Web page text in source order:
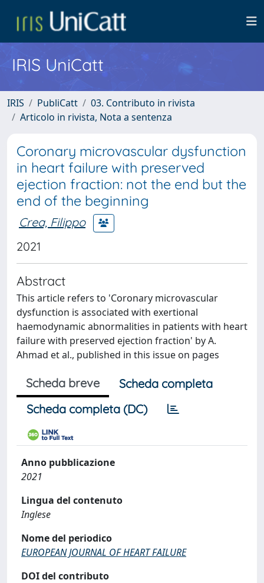
IRIS UniCatt
IRIS PubliCatt
03. Contributo in rivista
Articolo in rivista, Nota a sentenza
Coronary microvascular dysfunction
in heart failure with preserved
ejection fraction: not the end but the
end of the beginning
Crea, Filippo
2021
Abstract
This article refers to 'Coronary microvascular
dysfunction is associated with exertional
haemodynamic abnormalities in patients with heart
failure with preserved ejection fraction' by A.
Ahmad et al., published in this issue on pages
Scheda breve
Scheda completa
Scheda completa (DC)
Anno pubblicazione
2021
Lingua del contenuto
Inglese
Nome del periodico
EUROPEAN JOURNAL OF HEART FAILURE
DOI del contributo